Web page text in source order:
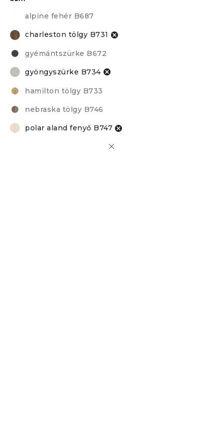
alpine fehér B687
charleston tölgy B731
gyémántszürke B672
gyöngyszürke B734
hamilton tölgy B733
nebraska tölgy B746
polar aland fenyő B747